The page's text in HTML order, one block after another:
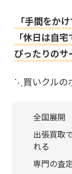
「手間をか
「休日は自
ぴったりのサ
⋱買いクルの
全国展開
出張買取
れる
専門の査